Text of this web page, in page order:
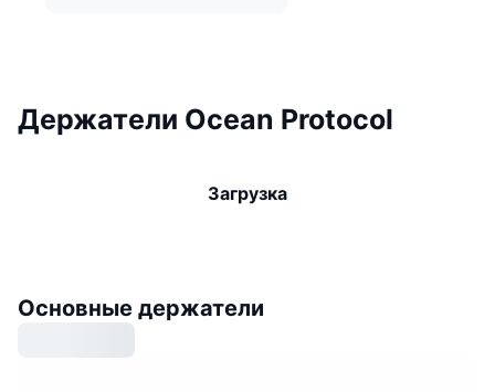
Держатели Ocean Protocol
Загрузка
Основные держатели